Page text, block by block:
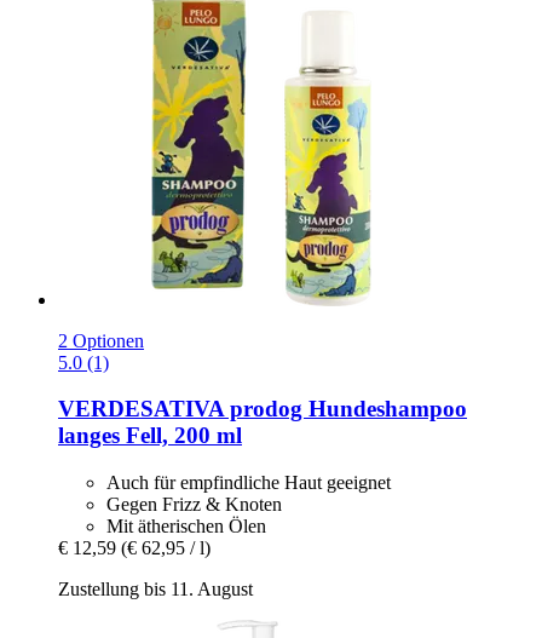
2 Optionen
5.0 (1)
VERDESATIVAprodog Hundeshampoo
langes Fell, 200 ml
Auch für empfindliche Haut geeignet
Gegen Frizz & Knoten
Mit ätherischen Ölen
€ 12,59 (€ 62,95 / l)
Zustellung bis 11. August